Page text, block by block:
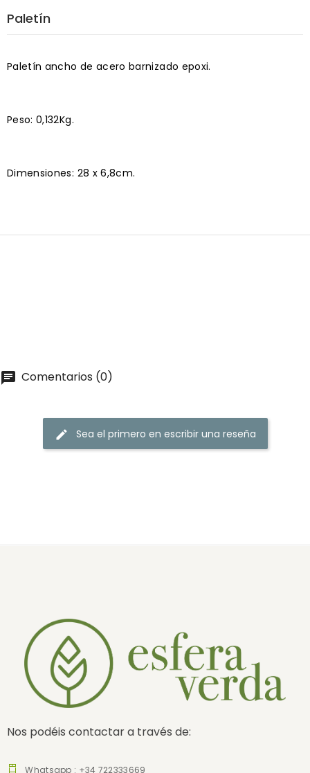
Paletín
Paletín ancho de acero barnizado epoxi.
Peso: 0,132Kg.
Dimensiones: 28 x 6,8cm.
Comentarios (0)
Sea el primero en escribir una reseña
Nos podéis contactar a través de:
Whatsapp : +34 722333669